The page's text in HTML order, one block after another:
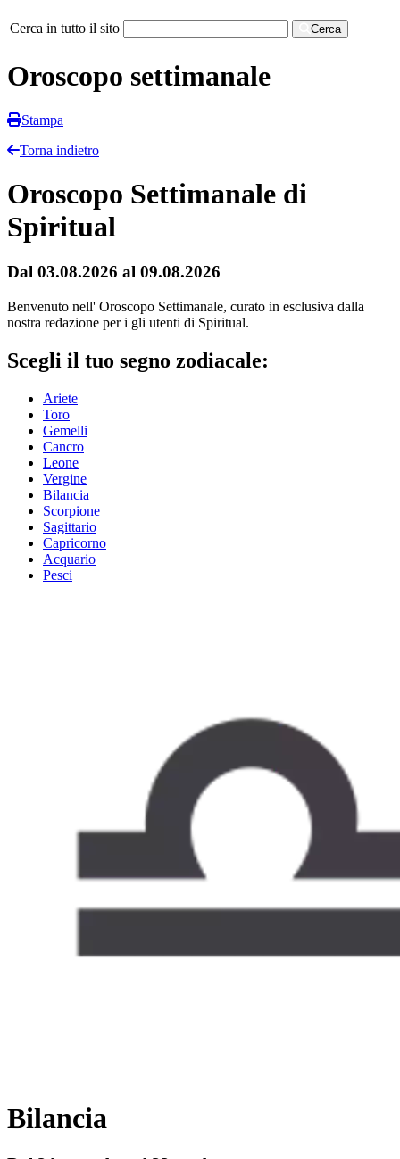
Cerca in tutto il sito Cerca
Oroscopo settimanale
Stampa
Torna indietro
Oroscopo Settimanale di
Spiritual
Dal 03.08.2026 al 09.08.2026
Benvenuto nell' Oroscopo Settimanale, curato in esclusiva dalla
nostra redazione per i gli utenti di Spiritual.
Scegli il tuo segno zodiacale:
Ariete
Toro
Gemelli
Cancro
Leone
Vergine
Bilancia
Scorpione
Sagittario
Capricorno
Acquario
Pesci
Bilancia